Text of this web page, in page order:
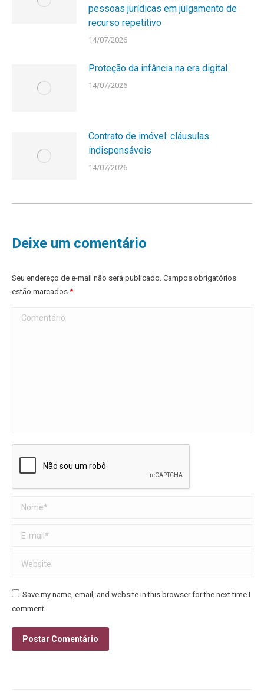
pessoas jurídicas em julgamento de
recurso repetitivo
14/07/2026
Proteção da infância na era digital
14/07/2026
Contrato de imóvel: cláusulas
indispensáveis
14/07/2026
Deixe um comentário
Seu endereço de e-mail não será publicado. Campos obrigatórios
estão marcados *
Comentário
Nome *
E-mail *
Website
Save my name, email, and website in this browser for the next time I
comment.
Postar Comentário